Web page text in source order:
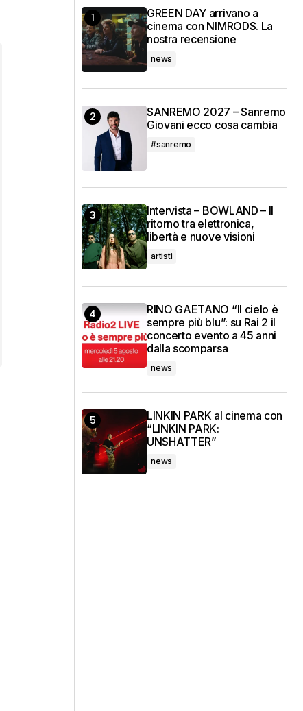
GREEN DAY arrivano a
cinema con NIMRODS. La
nostra recensione
news
SANREMO 2027 – Sanremo
Giovani ecco cosa cambia
#sanremo
Intervista – BOWLAND – Il
ritorno tra elettronica,
libertà e nuove visioni
artisti
RINO GAETANO “Il cielo è
sempre più blu”: su Rai 2 il
concerto evento a 45 anni
dalla scomparsa
news
LINKIN PARK al cinema con
“LINKIN PARK:
UNSHATTER”
news